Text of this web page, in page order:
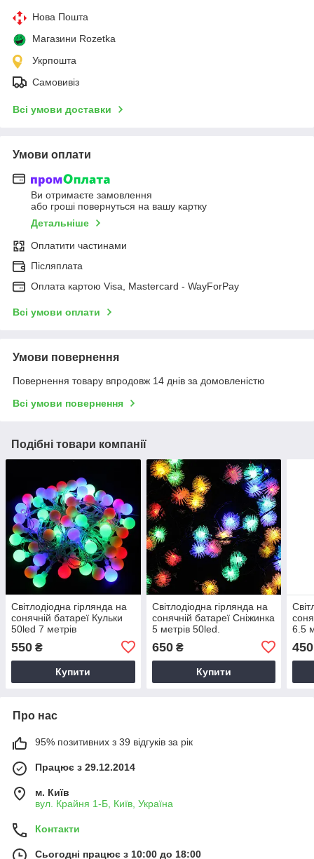
Нова Пошта
Магазини Rozetka
Укрпошта
Самовивіз
Всі умови доставки
Умови оплати
Ви отримаєте замовлення
або гроші повернуться на вашу картку
Детальніше
Оплатити частинами
Післяплата
Оплата картою Visa, Mastercard - WayForPay
Всі умови оплати
Умови повернення
Повернення товару впродовж 14 днів за домовленістю
Всі умови повернення
Подібні товари компанії
Світлодіодна гірлянда на
сонячній батареї Кульки
50led 7 метрів
550 ₴
Купити
Світлодіодна гірлянда на
сонячній батареї Сніжинка
5 метрів 50led.
650₴
Купити
6.5
450
Про нас
95% позитивних з 39 відгуків за рік
Працює з 29.12.2014
м. Київ
вул. Крайня 1-Б, Київ, Україна
Контакти
Сьогодні працює з 10:00 до 18:00